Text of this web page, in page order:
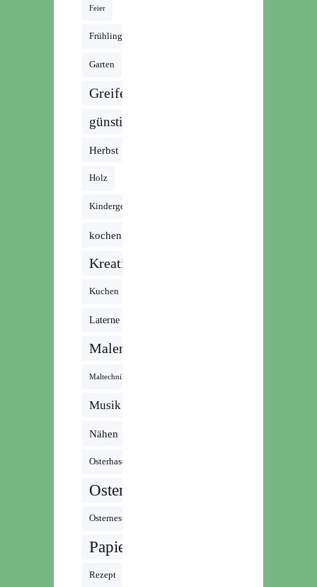
Feier
Frühling
Garten
Greifen
günstig
Herbst
Holz
Kindergeburtstag
kochen
Kreativ
Kuchen
Laterne
Malen
Maltechnik
Musik /
Radio /
Nähen
Osterhase
Ostern
Osternest
Papier
Rezept